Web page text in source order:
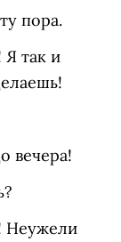
пора.
так и
вечера!
Неужели